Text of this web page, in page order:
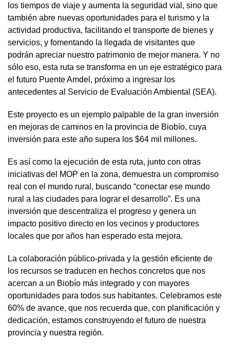
los tiempos de viaje y aumenta la seguridad vial, sino que
también abre nuevas oportunidades para el turismo y la
actividad productiva, facilitando el transporte de bienes y
servicios, y fomentando la llegada de visitantes que
podrán apreciar nuestro patrimonio de mejor manera. Y no
sólo eso, esta ruta se transforma en un eje estratégico para
el futuro Puente Amdel, próximo a ingresar los
antecedentes al Servicio de Evaluación Ambiental (SEA).
Este proyecto es un ejemplo palpable de la gran inversión
en mejoras de caminos en la provincia de Biobío, cuya
inversión para este año supera los $64 mil millones.
Es así como la ejecución de esta ruta, junto con otras
iniciativas del MOP en la zona, demuestra un compromiso
real con el mundo rural, buscando “conectar ese mundo
rural a las ciudades para lograr el desarrollo”. Es una
inversión que descentraliza el progreso y genera un
impacto positivo directo en los vecinos y productores
locales que por años han esperado esta mejora.
La colaboración público-privada y la gestión eficiente de
los recursos se traducen en hechos concretos que nos
acercan a un Biobío más integrado y con mayores
oportunidades para todos sus habitantes. Celebramos este
60% de avance, que nos recuerda que, con planificación y
dedicación, estamos construyendo el futuro de nuestra
provincia y nuestra región.